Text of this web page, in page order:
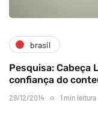
brasil
Pesquisa: Cabeça
confiança do
29/12/2014 1 min leitura